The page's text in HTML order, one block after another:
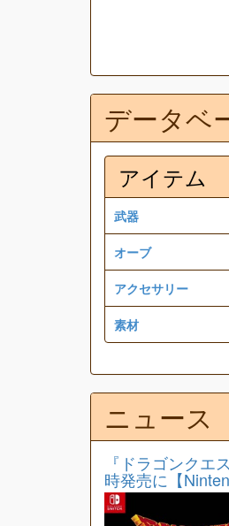
データベ
アイテム
武器
オーブ
アクセサリー
素材
ニュース
『ドラゴンク
時発売に【